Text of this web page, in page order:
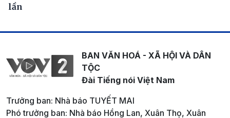
lần
BAN VĂN HOÁ - XÃ HỘI VÀ DÂN
TỘC
Đài Tiếng nói Việt Nam
Trưởng ban: Nhà báo TUYẾT MAI
Phó trưởng ban: Nhà báo Hồng Lan, Xuân Thọ, Xuân